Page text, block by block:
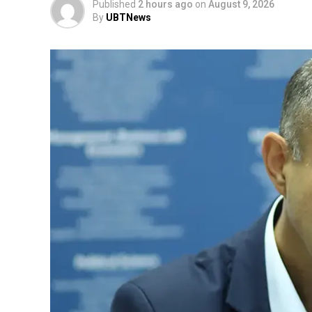
Published 2 hours ago on August 9, 2026
By UBTNews